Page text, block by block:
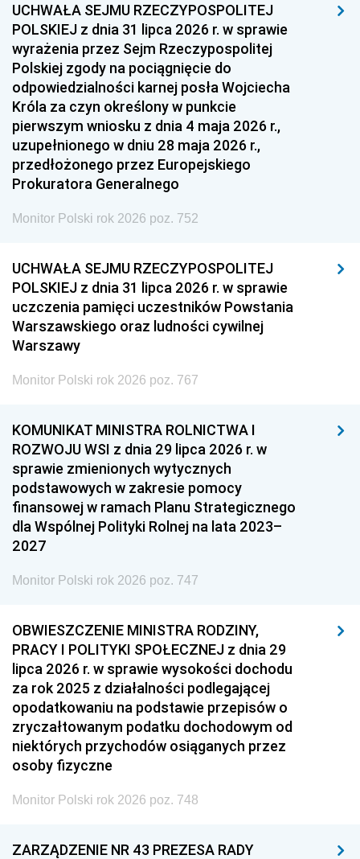
UCHWAŁA SEJMU RZECZYPOSPOLITEJ
POLSKIEJ z dnia 31 lipca 2026 r. w sprawie
wyrażenia przez Sejm Rzeczypospolitej
Polskiej zgody na pociągnięcie do
odpowiedzialności karnej posła Wojciecha
Króla za czyn określony w punkcie
pierwszym wniosku z dnia 4 maja 2026 r.,
uzupełnionego w dniu 28 maja 2026 r.,
przedłożonego przez Europejskiego
Prokuratora Generalnego
Monitor Polski rok 2026 poz. 752
UCHWAŁA SEJMU RZECZYPOSPOLITEJ
POLSKIEJ z dnia 31 lipca 2026 r. w sprawie
uczczenia pamięci uczestników Powstania
Warszawskiego oraz ludności cywilnej
Warszawy
Monitor Polski rok 2026 poz. 767
KOMUNIKAT MINISTRA ROLNICTWA I
ROZWOJU WSI z dnia 29 lipca 2026 r. w
sprawie zmienionych wytycznych
podstawowych w zakresie pomocy
finansowej w ramach Planu Strategicznego
dla Wspólnej Polityki Rolnej na lata 2023–
2027
Monitor Polski rok 2026 poz. 747
OBWIESZCZENIE MINISTRA RODZINY,
PRACY I POLITYKI SPOŁECZNEJ z dnia 29
lipca 2026 r. w sprawie wysokości dochodu
za rok 2025 z działalności podlegającej
opodatkowaniu na podstawie przepisów o
zryczałtowanym podatku dochodowym od
niektórych przychodów osiąganych przez
osoby fizyczne
Monitor Polski rok 2026 poz. 748
ZARZĄDZENIE NR 43 PREZESA RADY